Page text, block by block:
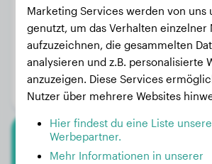
Gewicht:
Alter:
Geschlecht:
Basset Hound
Marketing Services werden von uns
genutzt, um das Verhalten einzelner
aufzuzeichnen, die gesammelten
analysieren und z.B. personalisierte
anzuzeigen. Diese Services
Nutzer über mehrere Websites
Hier findest du eine Liste
Werbepartner.
Mehr Informationen in unserer